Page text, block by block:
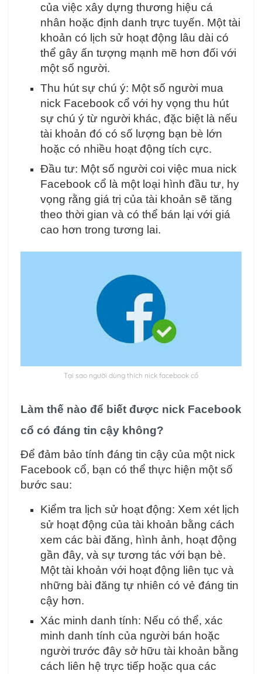
của việc xây dựng thương hiệu cá
nhân hoặc định danh trực tuyến. Một tài
khoản có lịch sử hoạt động lâu dài có
thể gây ấn tượng mạnh mẽ hơn đối với
một số người.
Thu hút sự chú ý: Một số người mua
nick Facebook cổ với hy vọng thu hút
sự chú ý từ người khác, đặc biệt là nếu
tài khoản đó có số lượng bạn bè lớn
hoặc có nhiều hoạt động tích cực.
Đầu tư: Một số người coi việc mua nick
Facebook cổ là một loại hình đầu tư, hy
vọng rằng giá trị của tài khoản sẽ tăng
theo thời gian và có thể bán lại với giá
cao hơn trong tương lai.
Tại sao người dùng thích nick facebook cổ
Làm thế nào để biết được nick Facebook
cổ có đáng tin cậy không?
Để đảm bảo tính đáng tin cậy của một nick
Facebook cổ, bạn có thể thực hiện một số
bước sau:
Kiểm tra lịch sử hoạt động: Xem xét lịch
sử hoạt động của tài khoản bằng cách
xem các bài đăng, hình ảnh, hoạt động
gần đây, và sự tương tác với bạn bè.
Một tài khoản với hoạt động liên tục và
những bài đăng tự nhiên có vẻ đáng tin
cậy hơn.
Xác minh danh tính: Nếu có thể, xác
minh danh tính của người bán hoặc
người trước đây sở hữu tài khoản bằng
cách liên hệ trực tiếp hoặc qua các